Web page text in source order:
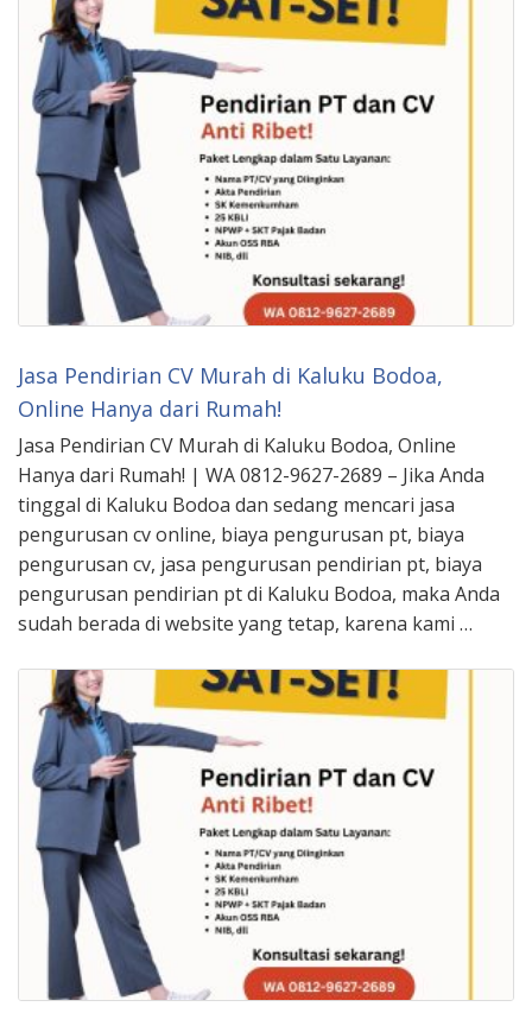
Jasa Pendirian CV Murah di Kaluku Bodoa,
Online Hanya dari Rumah!
Jasa Pendirian CV Murah di Kaluku Bodoa, Online
Hanya dari Rumah! | WA 0812-9627-2689 – Jika Anda
tinggal di Kaluku Bodoa dan sedang mencari jasa
pengurusan cv online, biaya pengurusan pt, biaya
pengurusan cv, jasa pengurusan pendirian pt, biaya
pengurusan pendirian pt di Kaluku Bodoa, maka Anda
sudah berada di website yang tetap, karena kami …